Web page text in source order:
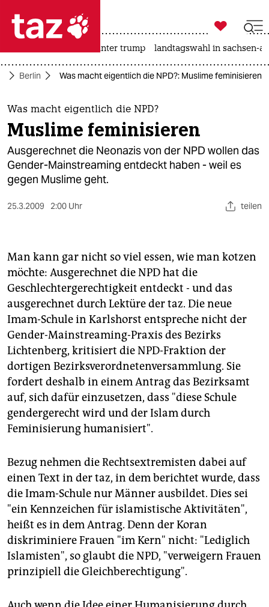
 taz zahl ich
taz zahl ich
themen
politik
öko
gesellschaft
berlin
nord
wahrheit
verlag
verlag
veranstaltungen
shop
unterstützen
abo
genossenschaft
epaper login

taz zahl ich
usa unter trump landtagswahl in sachsen-
Berlin Was macht eigentlich die NPD?: Muslime feminisieren
Was macht eigentlich die NPD?
Muslime feminisieren
Ausgerechnet die Neonazis von der NPD wollen das
Gender-Mainstreaming entdeckt haben - weil es
gegen Muslime geht.
25.3.2009 2:00 Uhr teilen
Man kann gar nicht so viel essen, wie man kotzen
möchte: Ausgerechnet die NPD hat die
Geschlechtergerechtigkeit entdeckt - und das
ausgerechnet durch Lektüre der taz. Die neue
Imam-Schule in Karlshorst entspreche nicht der
Gender-Mainstreaming-Praxis des Bezirks
Lichtenberg, kritisiert die NPD-Fraktion der
dortigen Bezirksverordnetenversammlung. Sie
fordert deshalb in einem Antrag das Bezirksamt
auf, sich dafür einzusetzen, dass "diese Schule
gendergerecht wird und der Islam durch
Feminisierung humanisiert".
Bezug nehmen die Rechtsextremisten dabei auf
einen Text in der taz, in dem berichtet wurde, dass
die Imam-Schule nur Männer ausbildet. Dies sei
"ein Kennzeichen für islamistische Aktivitäten",
heißt es in dem Antrag. Denn der Koran
diskriminiere Frauen "im Kern" nicht: "Lediglich
Islamisten", so glaubt die NPD, "verweigern Frauen
prinzipiell die Gleichberechtigung".